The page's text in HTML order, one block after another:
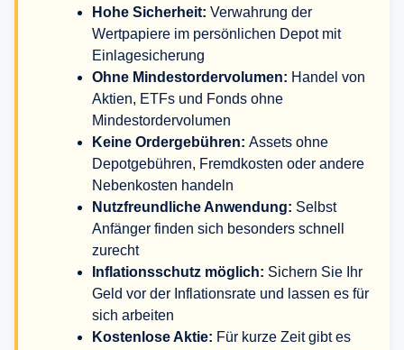
Hohe Sicherheit: Verwahrung der
Wertpapiere im persönlichen Depot mit
Einlagesicherung
Ohne Mindestordervolumen: Handel von
Aktien, ETFs und Fonds ohne
Mindestordervolumen
Keine Ordergebühren: Assets ohne
Depotgebühren, Fremdkosten oder andere
Nebenkosten handeln
Nutzfreundliche Anwendung: Selbst
Anfänger finden sich besonders schnell
zurecht
Inflationsschutz möglich: Sichern Sie Ihr
Geld vor der Inflationsrate und lassen es für
sich arbeiten
Kostenlose Aktie: Für kurze Zeit gibt es